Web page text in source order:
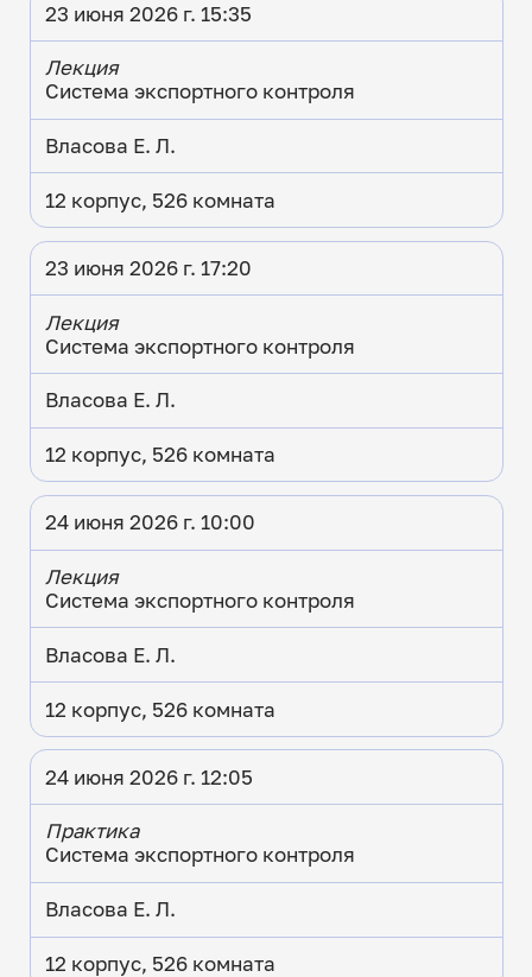
23 июня 2026 г. 15:35
Лекция
Система экспортного контроля
Власова Е. Л.
12 корпус, 526 комната
23 июня 2026 г. 17:20
Лекция
Система экспортного контроля
Власова Е. Л.
12 корпус, 526 комната
24 июня 2026 г. 10:00
Лекция
Система экспортного контроля
Власова Е. Л.
12 корпус, 526 комната
24 июня 2026 г. 12:05
Практика
Система экспортного контроля
Власова Е. Л.
12 корпус, 526 комната